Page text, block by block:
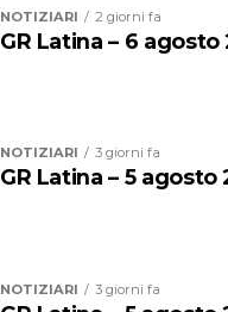
NOTIZIARI 2 giorni fa
GR Latina – 6 agosto
NOTIZIARI 3 giorni fa
GR Latina – 5 agosto
NOTIZIARI 3 giorni fa